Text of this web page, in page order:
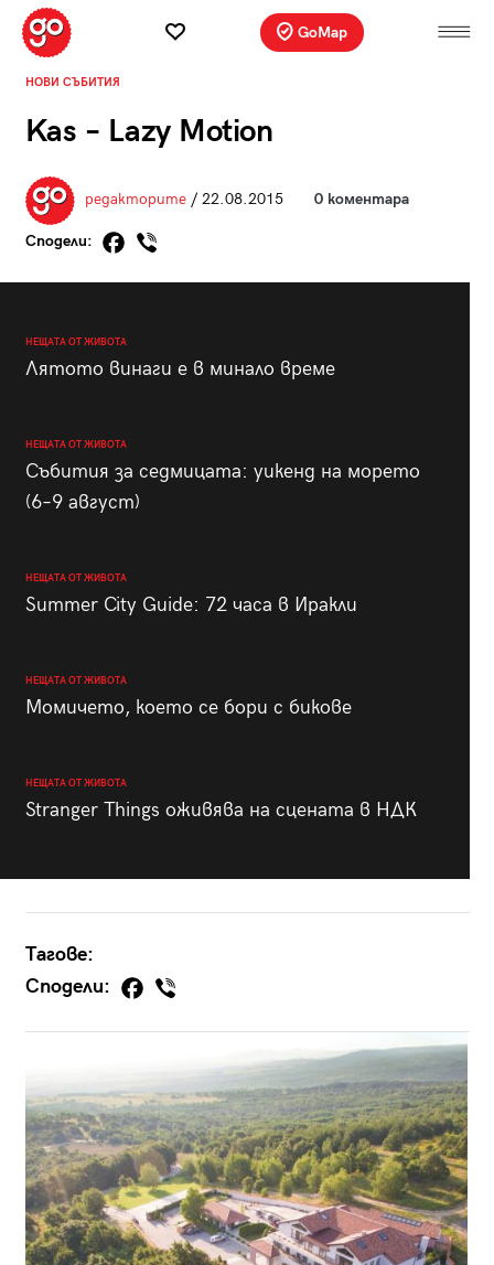
GoMap
НОВИ СЪБИТИЯ
Kas – Lazy Motion
редакторите/ 22.08.2015 0 коментара
Сподели:
НЕЩАТА ОТ ЖИВОТА
Лятото винаги е в минало време
НЕЩАТА ОТ ЖИВОТА
Събития за седмицата: уикенд на морето
(6–9 август)
НЕЩАТА ОТ ЖИВОТА
Summer City Guide: 72 часа в Иракли
НЕЩАТА ОТ ЖИВОТА
Момичето, което се бори с бикове
НЕЩАТА ОТ ЖИВОТА
Stranger Things оживява на сцената в НДК
Тагове:
Сподели: